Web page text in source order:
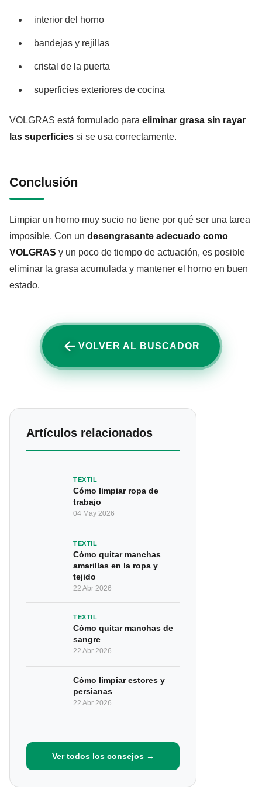
interior del horno
bandejas y rejillas
cristal de la puerta
superficies exteriores de cocina
VOLGRAS está formulado para eliminar grasa sin rayar
las superficies si se usa correctamente.
Conclusión
Limpiar un horno muy sucio no tiene por qué ser una tarea
imposible. Con un desengrasante adecuado como
VOLGRAS y un poco de tiempo de actuación, es posible
eliminar la grasa acumulada y mantener el horno en buen
estado.
VOLVER AL BUSCADOR
Artículos relacionados
TEXTIL
Cómo limpiar ropa de
trabajo
04 May 2026
TEXTIL
Cómo quitar manchas
amarillas en la ropa y
tejido
22 Abr 2026
TEXTIL
Cómo quitar manchas de
sangre
22 Abr 2026
Cómo limpiar estores y
persianas
22 Abr 2026
Ver todos los consejos →